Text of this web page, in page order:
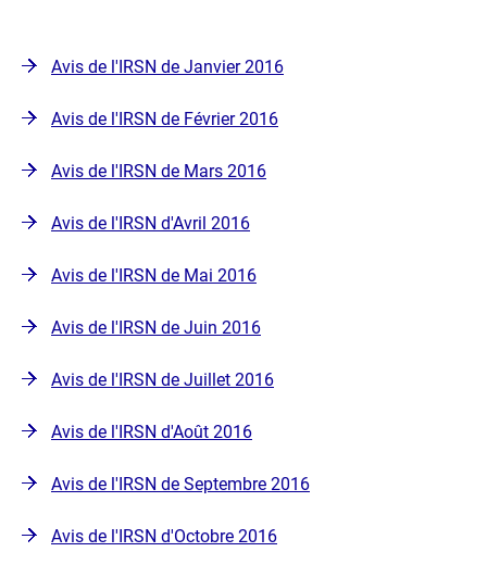
Avis de l'IRSN de Janvier 2016
Avis de l'IRSN de Février 2016
Avis de l'IRSN de Mars 2016
Avis de l'IRSN d'Avril 2016
Avis de l'IRSN de Mai 2016
Avis de l'IRSN de Juin 2016
Avis de l'IRSN de Juillet 2016
Avis de l'IRSN d'Août 2016
Avis de l'IRSN de Septembre 2016
Avis de l'IRSN d'Octobre 2016